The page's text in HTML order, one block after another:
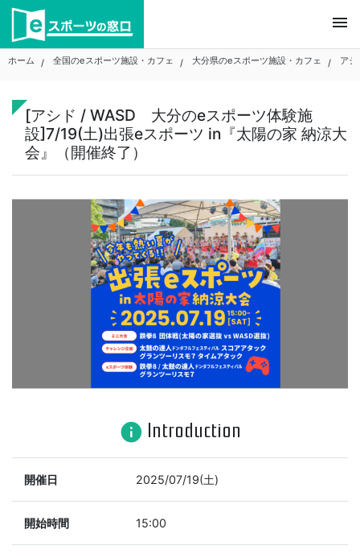
Skip
content
menu
ホーム 全国のeスポーツ施設・カフェ 大分県のeスポーツ施設・カフェ ア
[アシド / WASD 大分のeスポーツ体験施
設]7/19(土)出張eスポーツ in『太陽の家 納涼大
会』（開催終了）
info Introduction
開催日 2025/07/19(土)
開始時間 15:00